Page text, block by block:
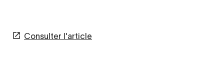
Consulter l'article